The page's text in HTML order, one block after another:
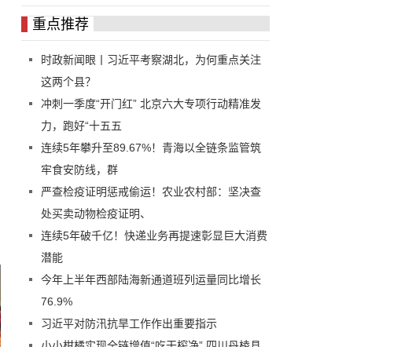
重点推荐
时政新闻眼丨习近平考察湖北，为何重点关注
这两个县？
冲刺一季度“开门红” 北京六大专项行动精准发
力，跑好“十五五
连续5年攀升至89.67%！青海以全链条监管筑
牢食安防线，群
严查检疫证明惩戒偷运！农业农村部：坚决查
处买卖动物检疫证明、
连续5年破千亿！快递业务再提速彰显巨大消费
潜能
今年上半年西部陆海新通道班列运量同比增长
76.9%
习近平对防汛抗旱工作作出重要指示